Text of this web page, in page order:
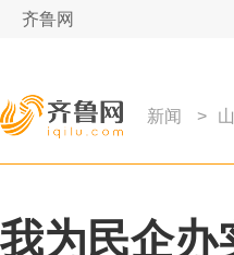
齐鲁网
新闻 >
我为民企办